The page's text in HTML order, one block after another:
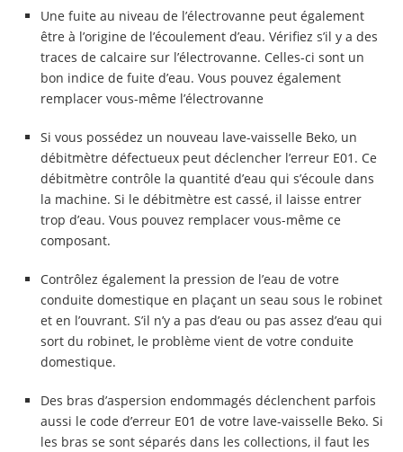
Une fuite au niveau de l’électrovanne peut également
être à l’origine de l’écoulement d’eau. Vérifiez s’il y a des
traces de calcaire sur l’électrovanne. Celles-ci sont un
bon indice de fuite d’eau. Vous pouvez également
remplacer vous-même l’électrovanne
Si vous possédez un nouveau lave-vaisselle Beko, un
débitmètre défectueux peut déclencher l’erreur E01. Ce
débitmètre contrôle la quantité d’eau qui s’écoule dans
la machine. Si le débitmètre est cassé, il laisse entrer
trop d’eau. Vous pouvez remplacer vous-même ce
composant.
Contrôlez également la pression de l’eau de votre
conduite domestique en plaçant un seau sous le robinet
et en l’ouvrant. S’il n’y a pas d’eau ou pas assez d’eau qui
sort du robinet, le problème vient de votre conduite
domestique.
Des bras d’aspersion endommagés déclenchent parfois
aussi le code d’erreur E01 de votre lave-vaisselle Beko. Si
les bras se sont séparés dans les collections, il faut les